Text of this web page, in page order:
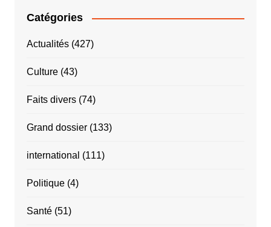
Catégories
Actualités(427)
Culture(43)
Faits divers(74)
Grand dossier(133)
international (111)
Politique(4)
Santé(51)